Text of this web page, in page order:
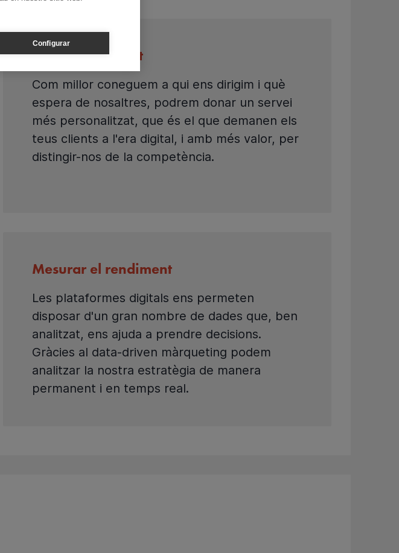
Entendre el client
Com millor coneguem a qui ens dirigim i què
espera de nosaltres, podrem donar un servei
més personalitzat, que és el que demanen els
teus clients a l'era digital, i amb més valor, per
distingir-nos de la competència.
Mesurar el rendiment
Les plataformes digitals ens permeten
disposar d'un gran nombre de dades que, ben
analitzat, ens ajuda a prendre decisions.
Gràcies al data-driven màrqueting podem
analitzar la nostra estratègia de manera
permanent i en temps real.
Configurar